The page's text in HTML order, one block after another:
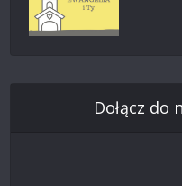
Dołącz do